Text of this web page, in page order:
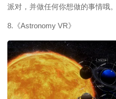
派对，并做任何你想做的事情哦。
8.《Astronomy VR》